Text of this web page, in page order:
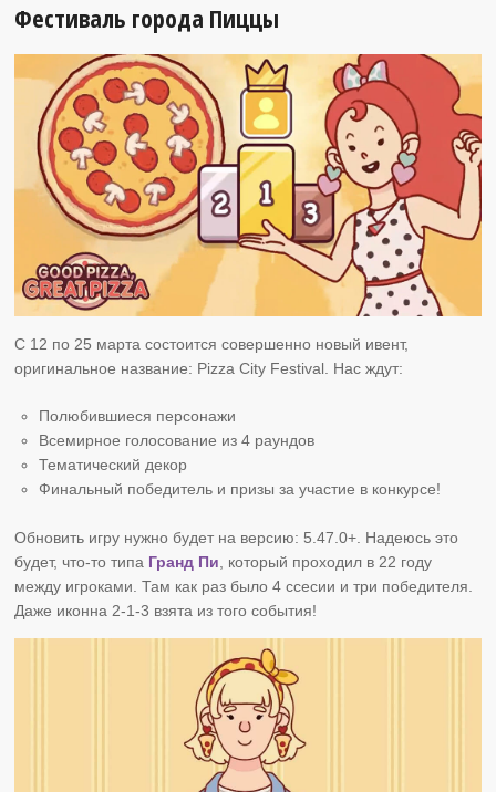
Фестиваль города Пиццы
С 12 по 25 марта состоится совершенно новый ивент,
оригинальное название: Pizza City Festival. Нас ждут:
Полюбившиеся персонажи
Всемирное голосование из 4 раундов
Тематический декор
Финальный победитель и призы за участие в конкурсе!
Обновить игру нужно будет на версию: 5.47.0+. Надеюсь это
будет, что-то типа Гранд Пи , который проходил в 22 году
между игроками. Там как раз было 4 ссесии и три победителя.
Даже иконна 2-1-3 взята из того события!